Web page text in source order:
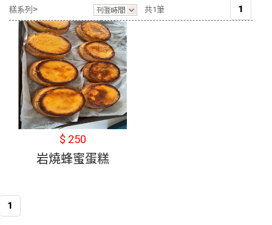
糕系列> 共1筆 1
$ 250
岩燒蜂蜜蛋糕
1